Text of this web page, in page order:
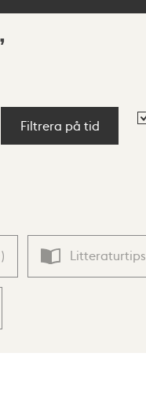
Filtrera på tid
) Litteraturtips